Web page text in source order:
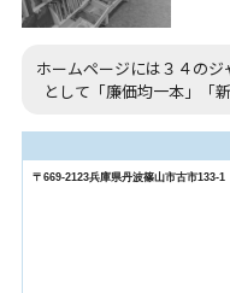
ホームページには３４の
として「廉価均一本」「
〒669-2123兵庫県丹波篠山市古市133-1